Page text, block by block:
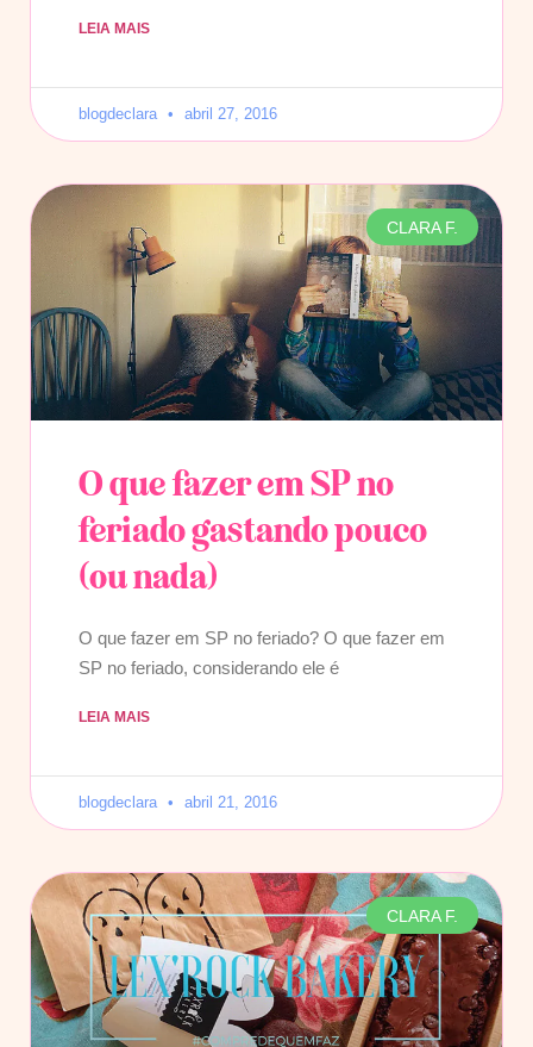
LEIA MAIS
blogdeclara abril 27, 2016
CLARA F.
O que fazer em SP no
feriado gastando pouco
(ou nada)
O que fazer em SP no feriado? O que fazer em
SP no feriado, considerando ele é
LEIA MAIS
blogdeclara abril 21, 2016
CLARA F.